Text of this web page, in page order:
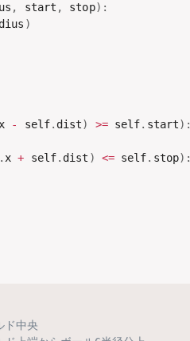
, start , stop) :
)
- self. dist) >= self. start) :
.x + self. dist ) <= self. stop) :
ド中央